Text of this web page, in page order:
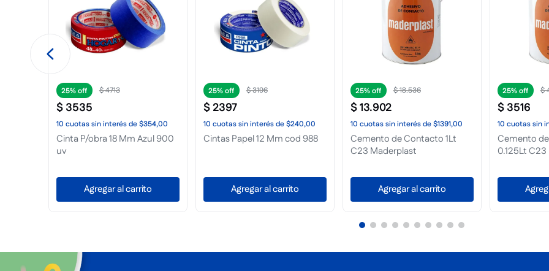
25% $9015
$ 6761
10 cuotassin interésde$677,00
Paxit 50cc Blanco Pulpito
Agregar al carrito
25% $19.127
$14.346
10 cuotassin interésde$1435,00
Poxiran 225cc
Agregar al carrito
25% $6808
$5106
10 cuotassin interésde$511,00
Poxiran 23 gr
Agregar al carrito
25% $
$ 7337
10 cuotassin
Poxilina 70